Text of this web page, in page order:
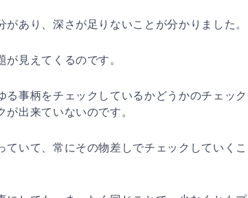
があ り、深さが足りないことが分かりました。
が見 えてくるのです。
る事柄をチェックしているかどうかのチェック
が出来ていないのです。
ていて、常にその物差しでチェックしていくこ